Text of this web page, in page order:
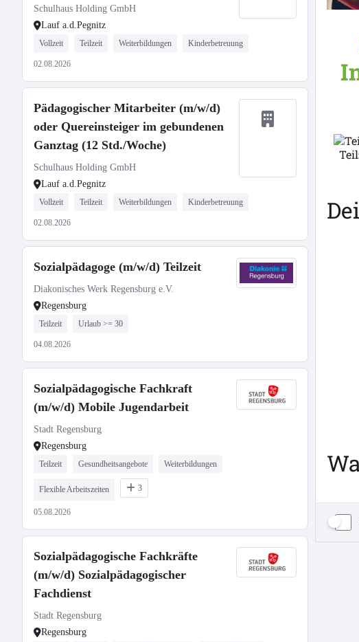
Schulhaus Holding GmbH
Lauf a.d.Pegnitz
Vollzeit Teilzeit Weiterbildungen Kinderbetreuung
02.08.2026
Pädagogischer Mitarbeiter (m/w/d)
oder Quereinsteiger im gebundenen
Ganztag (12 Std./Woche)
Schulhaus Holding GmbH
Lauf a.d.Pegnitz
Vollzeit Teilzeit Weiterbildungen Kinderbetreuung
02.08.2026
Sozialpädagoge (m/w/d) Teilzeit
Diakonisches Werk Regensburg e.V.
Regensburg
Teilzeit Urlaub >= 30
04.08.2026
Sozialpädagogische Fachkraft
(m/w/d) Mobile Jugendarbeit
Stadt Regensburg
Regensburg
Teilzeit Gesundheitsangebote Weiterbildungen
Flexible Arbeitszeiten 3
05.08.2026
Sozialpädagogische Fachkräfte
(m/w/d) Sozialpädagogischer
Fachdienst
Stadt Regensburg
Regensburg